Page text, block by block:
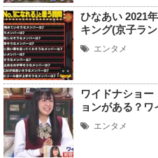
ひなあい 2021
キング(京子ラ
エンタメ
ワイドナショ
ョンがある？
エンタメ